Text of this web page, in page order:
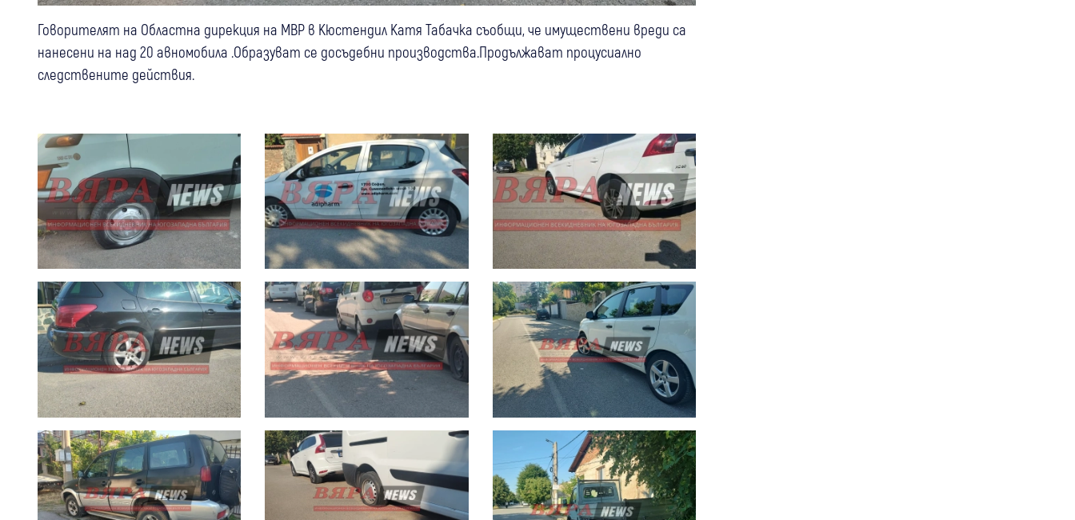
Говорителят на Областна дирекция на МВР в Кюстендил Катя Табачка съобщи, че имуществени вреди са
нанесени на над 20 авномобила .Образуват се досъдебни производства.Продължават процусиално
следствените действия.